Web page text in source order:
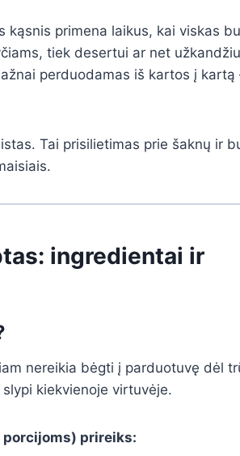
kąsnis primena laikus, kai viskas
tiek desertui ar net
perduodamas iš kartos į
Tai prisilietimas prie šaknų ir
ingredientai ir
nereikia bėgti į parduotuvę dėl
kiekvienoje virtuvėje.
prireiks: